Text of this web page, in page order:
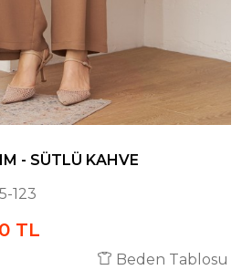
- SÜTLÜ KAHVE
123
TL
Beden Tablosu